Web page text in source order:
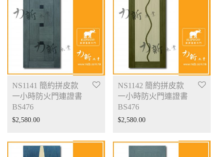
NS1141 簡約拼皮款
一小時防火門連證書
BS476
$2,580.00
NS1142 簡約拼皮款
一小時防火門連證書
BS476
$2,580.00